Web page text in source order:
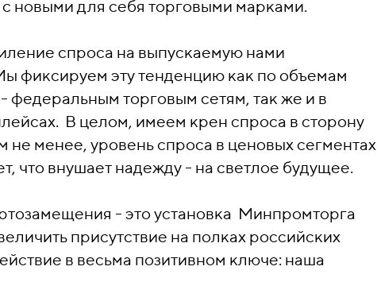
новыми для себя торговыми марками.
спроса на выпускаемую нами
фиксируем эту тенденцию как по объемам
торговым сетям, так же и в
В целом, имеем крен спроса в сторону
менее, уровень спроса в ценовых сегментах
что внушает надежду - на светлое будущее.
- это установка Минпромторга
присутствие на полках российских
в весьма позитивном ключе: наша